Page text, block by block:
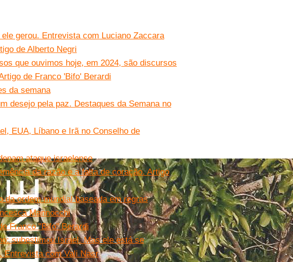
gerou. Entrevista com Luciano Zaccara
de Alberto Negri
que ouvimos hoje, em 2024, são discursos
de Franco 'Bifo' Berardi
da semana
desejo pela paz. Destaques da Semana no
EUA, Líbano e Irã no Conselho de
ataque israelense
da razão e a falta de coração. Artigo
da ordem mundial baseada em regras
Mannocchi
Franco "Bifo" Berardi
subestimou Israel. Mas ele está se
Entrevista com Vali Nasr